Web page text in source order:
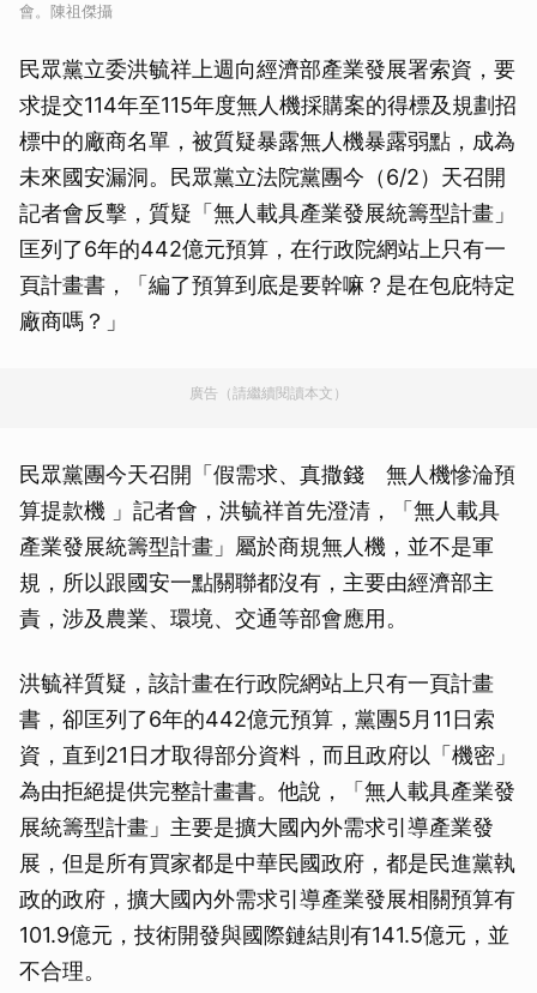
會。陳祖傑攝
民眾黨立委洪毓祥上週向經濟部產業發展署索資，要
求提交114年至115年度無人機採購案的得標及規劃招
標中的廠商名單，被質疑暴露無人機暴露弱點，成為
未來國安漏洞。民眾黨立法院黨團今（6/2）天召開
記者會反擊，質疑「無人載具產業發展統籌型計畫」
匡列了6年的442億元預算，在行政院網站上只有一
頁計畫書，「編了預算到底是要幹嘛？是在包庇特定
廠商嗎？」
廣告（請繼續閱讀本文）
民眾黨團今天召開「假需求、真撒錢 無人機慘淪預
算提款機 」記者會，洪毓祥首先澄清，「無人載具
產業發展統籌型計畫」屬於商規無人機，並不是軍
規，所以跟國安一點關聯都沒有，主要由經濟部主
責，涉及農業、環境、交通等部會應用。
洪毓祥質疑，該計畫在行政院網站上只有一頁計畫
書，卻匡列了6年的442億元預算，黨團5月11日索
資，直到21日才取得部分資料，而且政府以「機密」
為由拒絕提供完整計畫書。他說，「無人載具產業發
展統籌型計畫」主要是擴大國內外需求引導產業發
展，但是所有買家都是中華民國政府，都是民進黨執
政的政府，擴大國內外需求引導產業發展相關預算有
101.9億元，技術開發與國際鏈結則有141.5億元，並
不合理。